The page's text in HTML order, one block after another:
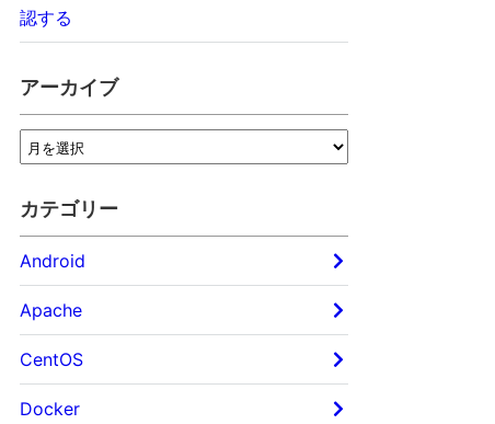
認する
アーカイブ
カテゴリー
Android
Apache
CentOS
Docker